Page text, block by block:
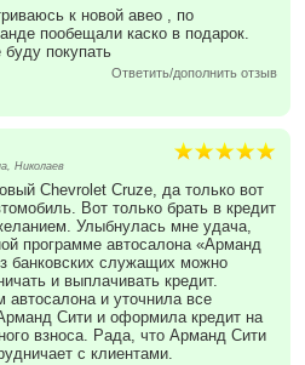
к новой авео , по
пообещали каско в подарок.
покупать
Ответить/дополнить отзыв
Николаев
Chevrolet Cruze, да только вот
Вот только брать в кредит
Улыбнулась мне удача,
программе автосалона «Арманд
банковских служащих можно
и выплачивать кредит.
и уточнила все
Сити и оформила кредит на
взноса. Рада, что Арманд Сити
с клиентами.